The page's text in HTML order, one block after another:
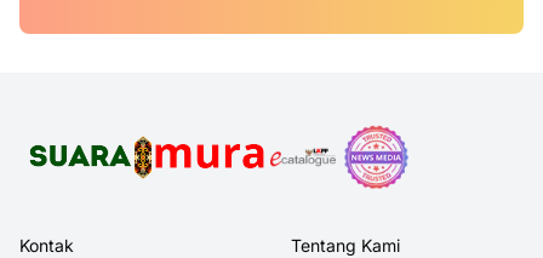
Kontak Tentang Kami